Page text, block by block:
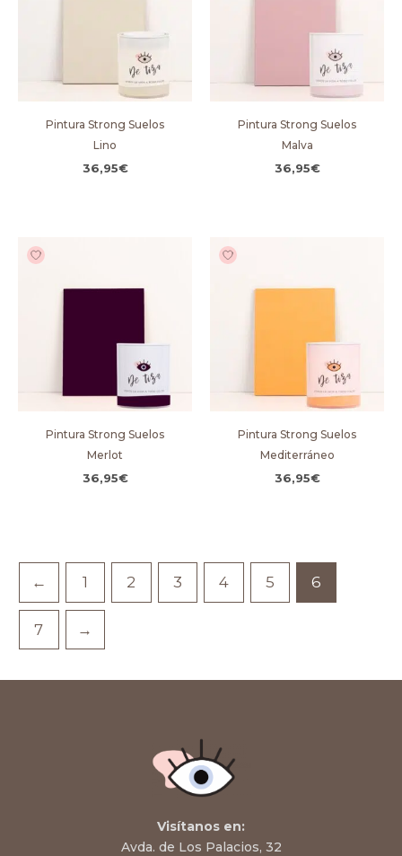
Pintura Strong Suelos
Lino
36,95€
Pintura Strong Suelos
Malva
36,95€
Pintura Strong Suelos
Merlot
36,95€
Pintura Strong Suelos
Mediterráneo
36,95€
← 1 2 3 4 5 6
7 →
Visítanos en:
Avda. de Los Palacios, 32